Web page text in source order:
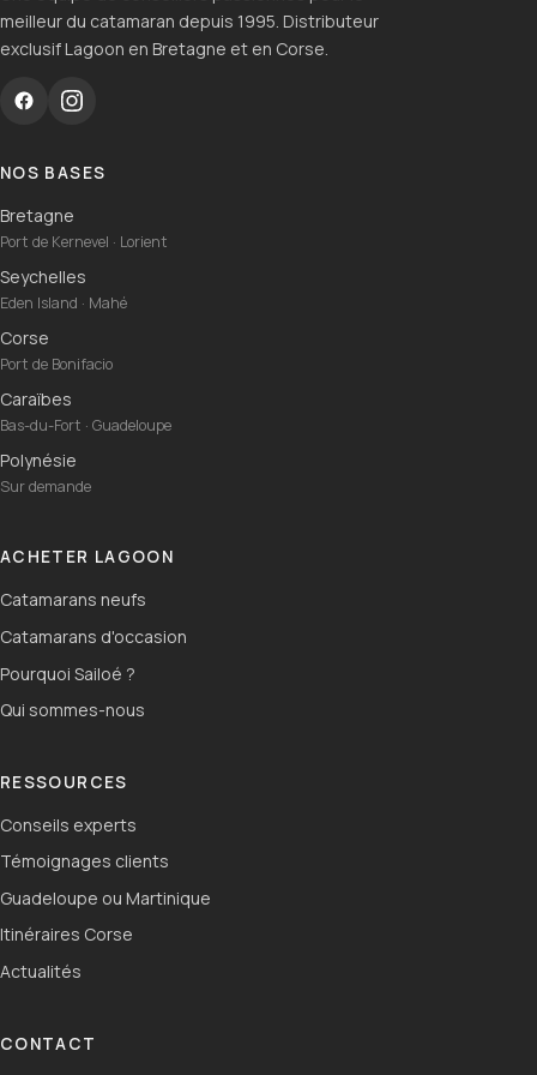
meilleur du catamaran depuis 1995. Distributeur
exclusif Lagoon en Bretagne et en Corse.
NOS BASES
Bretagne
Port de Kernevel · Lorient
Seychelles
Eden Island · Mahé
Corse
Port de Bonifacio
Caraïbes
Bas-du-Fort · Guadeloupe
Polynésie
Sur demande
ACHETER LAGOON
Catamarans neufs
Catamarans d'occasion
Pourquoi Sailoé ?
Qui sommes-nous
RESSOURCES
Conseils experts
Témoignages clients
Guadeloupe ou Martinique
Itinéraires Corse
Actualités
CONTACT